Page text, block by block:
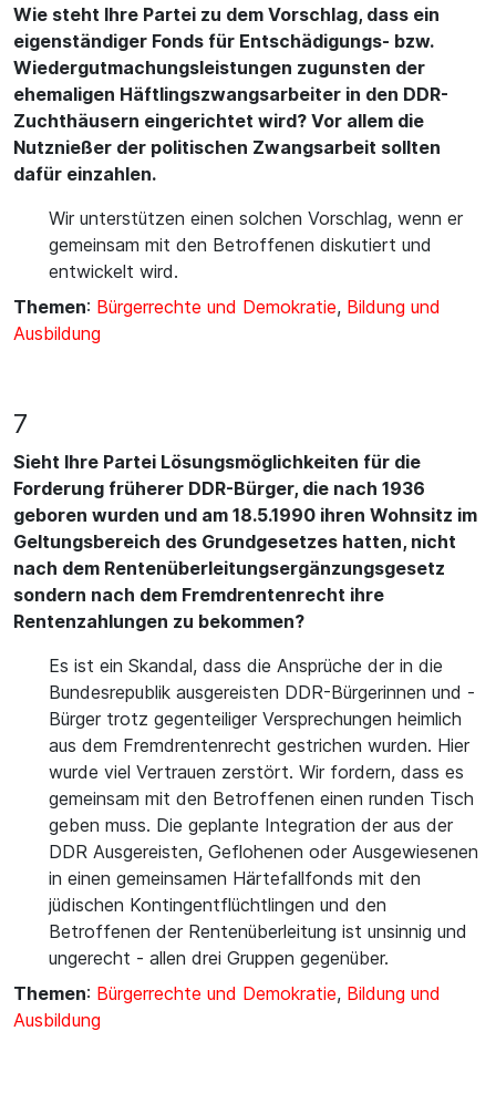
Wie steht Ihre Partei zu dem Vorschlag, dass ein
eigenständiger Fonds für Entschädigungs- bzw.
Wiedergutmachungsleistungen zugunsten der
ehemaligen Häftlingszwangsarbeiter in den DDR-
Zuchthäusern eingerichtet wird? Vor allem die
Nutznießer der politischen Zwangsarbeit sollten
dafür einzahlen.
Wir unterstützen einen solchen Vorschlag, wenn er
gemeinsam mit den Betroffenen diskutiert und
entwickelt wird.
Themen: Bürgerrechte und Demokratie, Bildung und
Ausbildung
7
Sieht Ihre Partei Lösungsmöglichkeiten für die
Forderung früherer DDR-Bürger, die nach 1936
geboren wurden und am 18.5.1990 ihren Wohnsitz im
Geltungsbereich des Grundgesetzes hatten, nicht
nach dem Rentenüberleitungsergänzungsgesetz
sondern nach dem Fremdrentenrecht ihre
Rentenzahlungen zu bekommen?
Es ist ein Skandal, dass die Ansprüche der in die
Bundesrepublik ausgereisten DDR-Bürgerinnen und -
Bürger trotz gegenteiliger Versprechungen heimlich
aus dem Fremdrentenrecht gestrichen wurden. Hier
wurde viel Vertrauen zerstört. Wir fordern, dass es
gemeinsam mit den Betroffenen einen runden Tisch
geben muss. Die geplante Integration der aus der
DDR Ausgereisten, Geflohenen oder Ausgewiesenen
in einen gemeinsamen Härtefallfonds mit den
jüdischen Kontingentflüchtlingen und den
Betroffenen der Rentenüberleitung ist unsinnig und
ungerecht - allen drei Gruppen gegenüber.
Themen: Bürgerrechte und Demokratie, Bildung und
Ausbildung